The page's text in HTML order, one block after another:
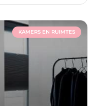
KAMERS EN RUIMTES